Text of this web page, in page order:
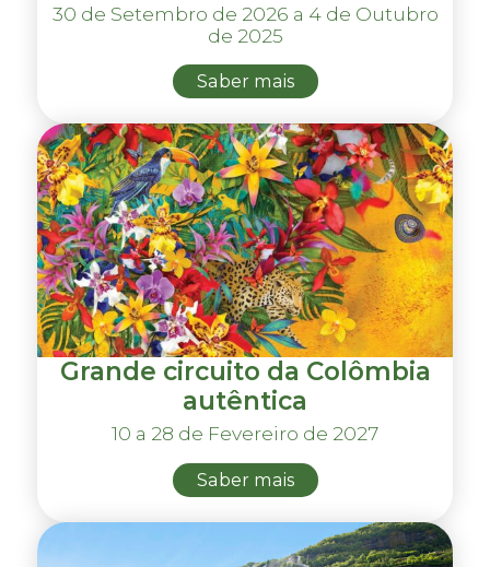
30 de Setembro de 2026 a 4 de Outubro
de 2025
Saber mais
Grande circuito da Colômbia
autêntica
10 a 28 de Fevereiro de 2027
Saber mais